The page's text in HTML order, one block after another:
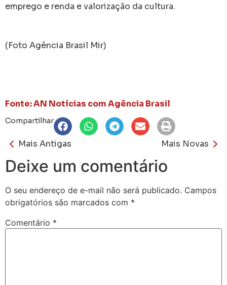
emprego e renda e valorização da cultura.
(Foto Agência Brasil Mir)
Fonte: AN Notícias com Agência Brasil
Compartilhar
Mais Antigas Mais Novas
Deixe um comentário
O seu endereço de e-mail não será publicado. Campos
obrigatórios são marcados com *
Comentário *